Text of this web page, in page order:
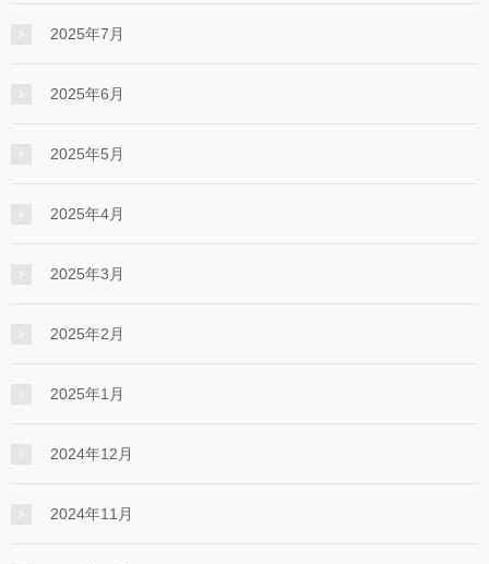
2025年7月
2025年6月
2025年5月
2025年4月
2025年3月
2025年2月
2025年1月
2024年12月
2024年11月